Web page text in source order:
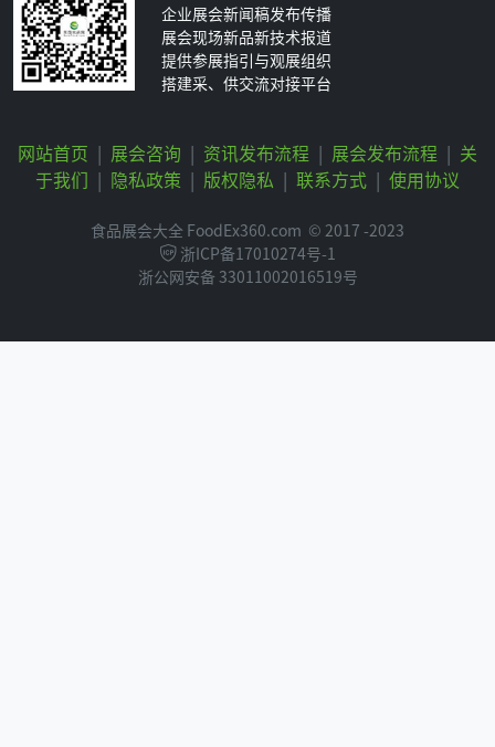
企业展会新闻稿发布传播
展会现场新品新技术报道
提供参展指引与观展组织
搭建采、供交流对接平台
网站首页 | 展会咨询 | 资讯发布流程 | 展会发布流程 | 关
于我们 | 隐私政策 | 版权隐私 | 联系方式 | 使用协议
食品展会大全 FoodEx360.com © 2017 -2023
浙ICP备17010274号-1
浙公网安备 33011002016519号